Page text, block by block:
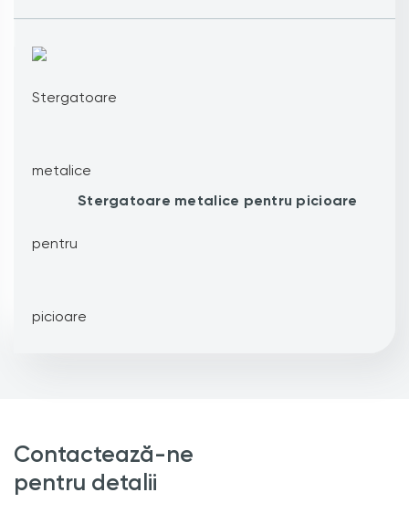
Stergatoare metalice pentru picioare
Contactează-ne
pentru detalii